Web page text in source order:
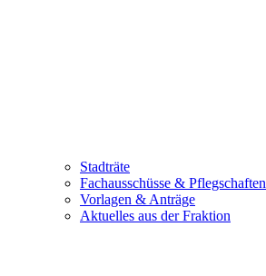
Stadträte
Fachausschüsse & Pflegschaften
Vorlagen & Anträge
Aktuelles aus der Fraktion